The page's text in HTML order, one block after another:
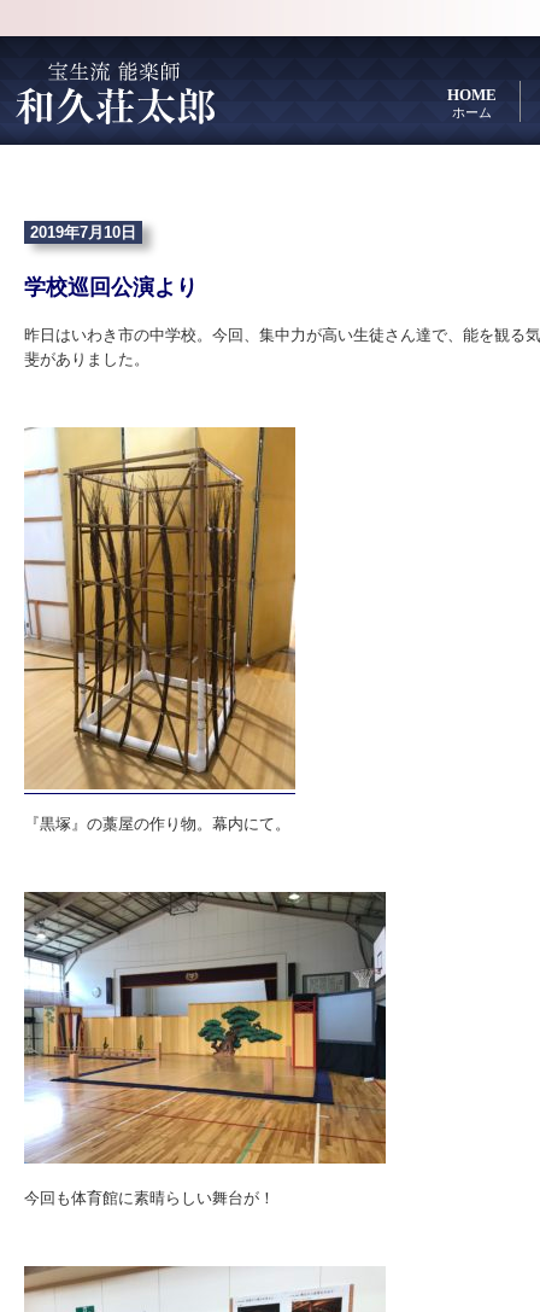
HOME
ホーム
2019年7月10日
学校巡回公演より
昨日はいわき市の中学校。今回、集中力が高い生徒さん達で、能を観る
斐がありました。
『黒塚』の藁屋の作り物。幕内にて。
今回も体育館に素晴らしい舞台が！